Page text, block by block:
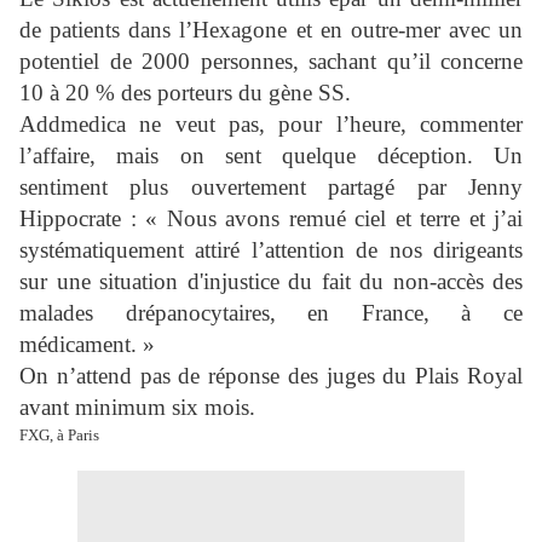
de patients dans l’Hexagone et en outre-mer avec un
potentiel de 2000 personnes, sachant qu’il concerne
10 à 20 % des porteurs du gène SS.
Addmedica ne veut pas, pour l’heure, commenter
l’affaire, mais on sent quelque déception. Un
sentiment plus ouvertement partagé par Jenny
Hippocrate : « Nous avons remué ciel et terre et j’ai
systématiquement attiré l’attention de nos dirigeants
sur une situation d'injustice du fait du non-accès des
malades drépanocytaires, en France, à ce
médicament. »
On n’attend pas de réponse des juges du Plais Royal
avant minimum six mois.
FXG, à Paris